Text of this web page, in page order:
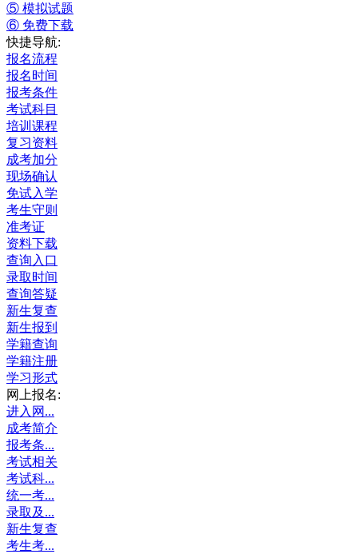
⑤ 模拟试题
⑥ 免费下载
快捷导航:
报名流程
报名时间
报考条件
考试科目
培训课程
复习资料
成考加分
现场确认
免试入学
考生守则
准考证
资料下载
查询入口
录取时间
查询答疑
新生复查
新生报到
学籍查询
学籍注册
学习形式
网上报名:
进入网...
成考简介
报考条...
考试相关
考试科...
统一考...
录取及...
新生复查
考生考...